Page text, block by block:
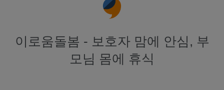
이로움돌봄 - 보호자 맘에 안심, 부
모님 몸에 휴식